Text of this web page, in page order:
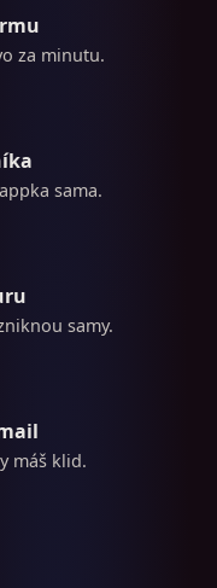
za minutu.
sama.
samy.
máš klid.